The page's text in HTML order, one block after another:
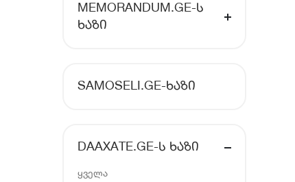
MEMORANDUM.GE-Ს
ᲮᲐᲖᲘ
SAMOSELI.GE-ᲮᲐᲖᲘ
DAAXATE.GE-Ს ᲮᲐᲖᲘ
ყველა